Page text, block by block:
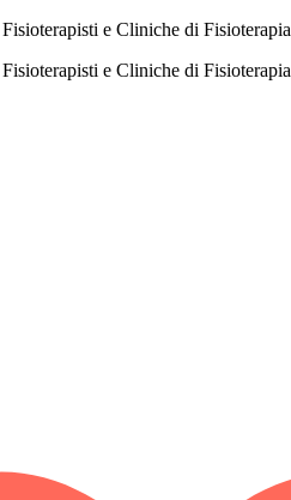
e Cliniche di Fisioterapia
e Cliniche di Fisioterapia